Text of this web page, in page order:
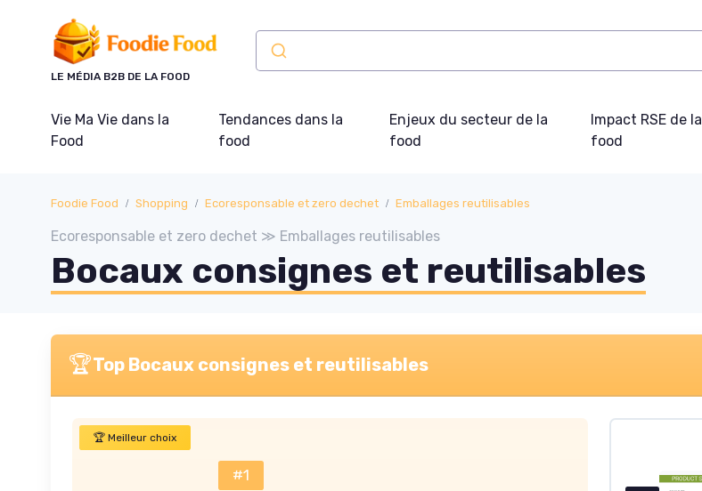
LE MÉDIA B2B DE LA FOOD
Vie Ma Vie dans la
Food
Tendances dans la
food
Enjeux du secteur de la
food
Impact RSE de la
food
Foodie Food Shopping Ecoresponsable et zero dechet Emballages reutilisables
Ecoresponsable et zero dechet ≫ Emballages reutilisables
Bocaux consignes et reutilisables
🏆Top Bocaux consignes et reutilisables
🏆 Meilleur choix
#1